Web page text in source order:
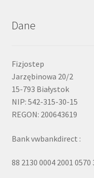
Dane
Fizjostep
Jarzębinowa 20/2
15-793 Białystok
NIP: 542-315-30-15
REGON: 200643619
Bank vwbankdirect :
88 2130 0004 2001 0570